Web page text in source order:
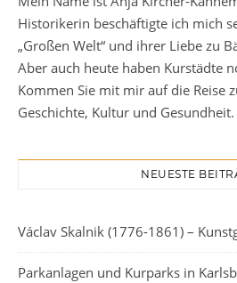
Historikerin beschäftigte ich mich
„Großen Welt“ und ihrer Liebe zu
Aber auch heute haben Kurstädte
Kommen Sie mit mir auf die Reise
Geschichte, Kultur und Gesundheit.
NEUESTE
Václav Skalnik (1776-1861) –
Parkanlagen und Kurparks in